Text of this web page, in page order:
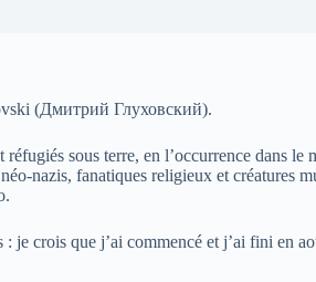
(Дмитрий Глуховский).
sous terre, en l’occurrence dans le
nazis, fanatiques religieux et créatures
crois que j’ai commencé et j’ai fini en